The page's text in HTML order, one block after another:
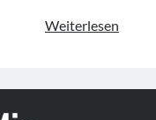
Weiterlesen